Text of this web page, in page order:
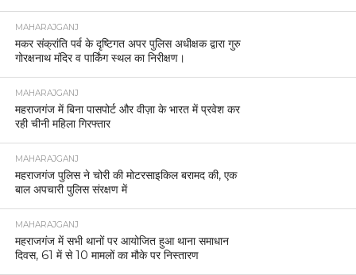
MAHARAJGANJ
मकर संक्रांति पर्व के दृष्टिगत अपर पुलिस अधीक्षक द्वारा गुरु
गोरक्षनाथ मंदिर व पार्किंग स्थल का निरीक्षण।
MAHARAJGANJ
महराजगंज में बिना पासपोर्ट और वीज़ा के भारत में प्रवेश कर
रही चीनी महिला गिरफ्तार
MAHARAJGANJ
महराजगंज पुलिस ने चोरी की मोटरसाइकिल बरामद की, एक
बाल अपचारी पुलिस संरक्षण में
MAHARAJGANJ
महराजगंज में सभी थानों पर आयोजित हुआ थाना समाधान
दिवस, 61 में से 10 मामलों का मौके पर निस्तारण